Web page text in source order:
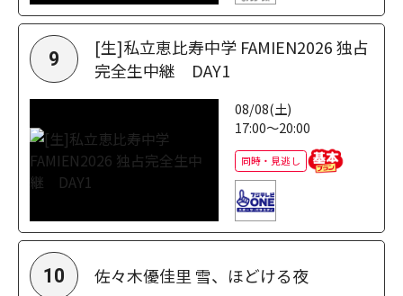
9
[生]私立恵比寿中学 FAMIEN2026 独占
完全生中継 DAY1
08/08(土)
17:00～20:00
同時・見逃し
10 佐々木優佳里 雪、ほどける夜